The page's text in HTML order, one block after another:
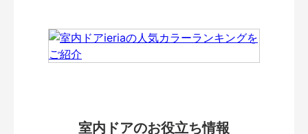
室内ドアのお役立ち情報